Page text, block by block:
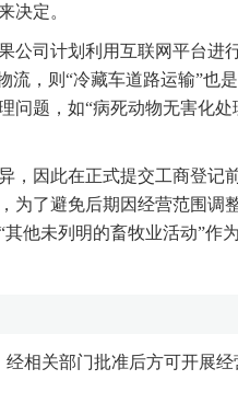
决定。
公司计划利用互联网平台进
流，则“冷藏车道路运输”也
问题，如“病死动物无害化处
，因此在正式提交工商登记
为了避免后期因经营范围调
他未列明的畜牧业活动”作
相关部门批准后方可开展经